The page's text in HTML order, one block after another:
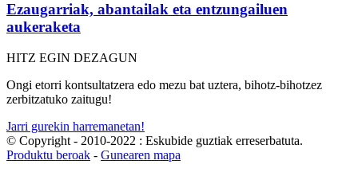
Ezaugarriak, abantailak eta entzungailuen
aukeraketa
HITZ EGIN DEZAGUN
Ongi etorri kontsultatzera edo mezu bat uztera, bihotz-bihotzez
zerbitzatuko zaitugu!
Jarri gurekin harremanetan!
© Copyright - 2010-2022 : Eskubide guztiak erreserbatuta.
Produktu beroak - Gunearen mapa